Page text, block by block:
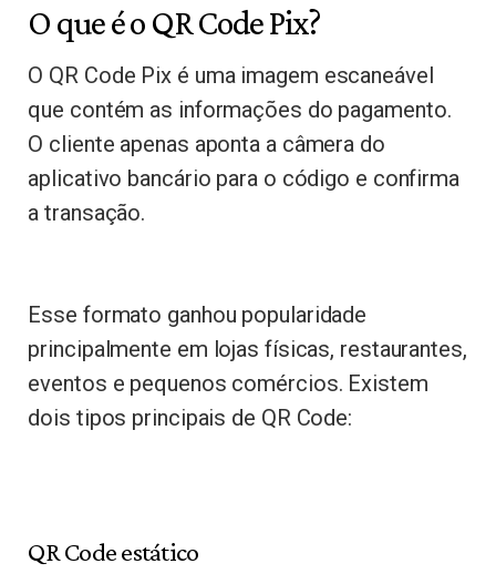
O que é o QR Code Pix?
O QR Code Pix é uma imagem escaneável
que contém as informações do pagamento.
O cliente apenas aponta a câmera do
aplicativo bancário para o código e confirma
a transação.
Esse formato ganhou popularidade
principalmente em lojas físicas, restaurantes,
eventos e pequenos comércios. Existem
dois tipos principais de QR Code:
QR Code estático